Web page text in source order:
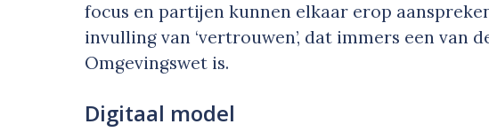
focus en partijen kunnen elkaar erop
invulling van ‘vertrouwen’, dat immers een van
Omgevingswet is.
Digitaal model